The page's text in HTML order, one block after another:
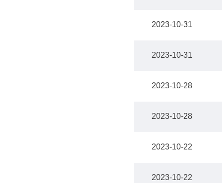
2023-10-31
2023-10-31
2023-10-28
2023-10-28
2023-10-22
2023-10-22